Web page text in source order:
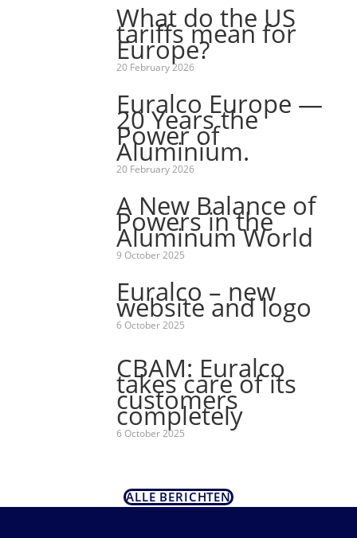
What do the US
tariffs mean for
Europe?
20 February 2026
Euralco Europe —
20 Years the
Power of
Aluminium.
20 February 2026
A New Balance of
Powers in the
Aluminum World
9 October 2025
Euralco – new
website and logo
6 October 2025
CBAM: Euralco
takes care of its
customers
completely
6 October 2025
ALLE BERICHTEN